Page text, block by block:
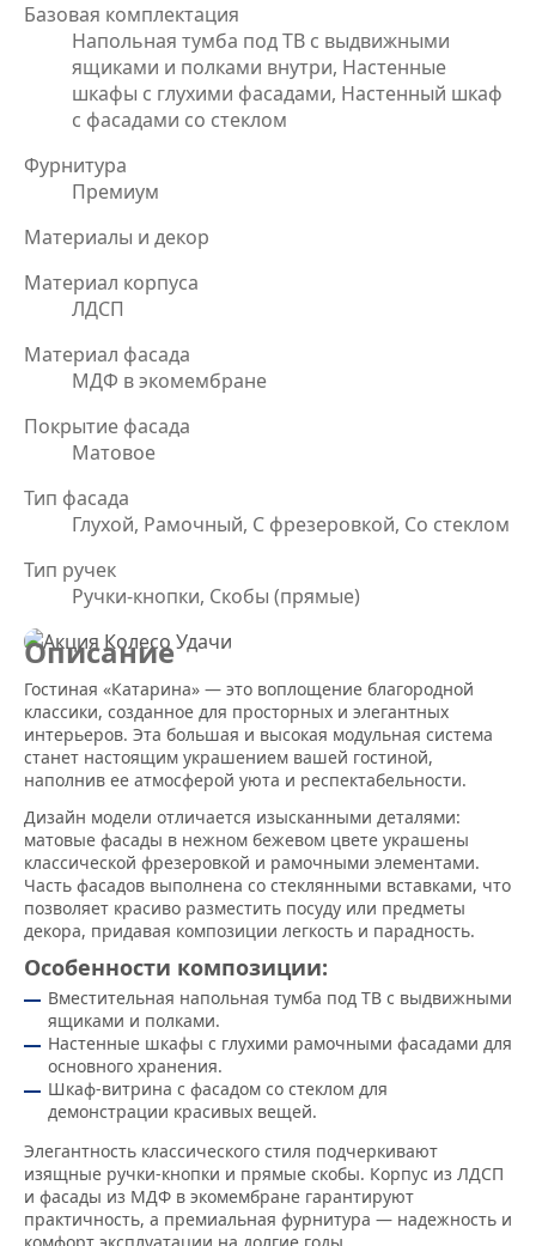
Базовая комплектация
Напольная тумба под ТВ с выдвижными
ящиками и полками внутри, Настенные
шкафы с глухими фасадами, Настенный шкаф
с фасадами со стеклом
Фурнитура
Премиум
Материалы и декор
Материал корпуса
ЛДСП
Материал фасада
МДФ в экомембране
Покрытие фасада
Матовое
Тип фасада
Глухой, Рамочный, С фрезеровкой, Со стеклом
Тип ручек
Ручки-кнопки, Скобы (прямые)
Описание
Гостиная «Катарина» — это воплощение благородной
классики, созданное для просторных и элегантных
интерьеров. Эта большая и высокая модульная система
станет настоящим украшением вашей гостиной,
наполнив ее атмосферой уюта и респектабельности.
Дизайн модели отличается изысканными деталями:
матовые фасады в нежном бежевом цвете украшены
классической фрезеровкой и рамочными элементами.
Часть фасадов выполнена со стеклянными вставками, что
позволяет красиво разместить посуду или предметы
декора, придавая композиции легкость и парадность.
Особенности композиции:
Вместительная напольная тумба под ТВ с выдвижными
ящиками и полками.
Настенные шкафы с глухими рамочными фасадами для
основного хранения.
Шкаф-витрина с фасадом со стеклом для
демонстрации красивых вещей.
Элегантность классического стиля подчеркивают
изящные ручки-кнопки и прямые скобы. Корпус из ЛДСП
и фасады из МДФ в экомембране гарантируют
практичность, а премиальная фурнитура — надежность и